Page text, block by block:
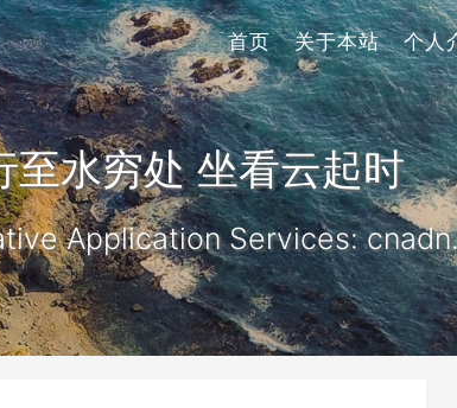
首页 关于本站 个人
至水穷处 坐看云起时
Application Services: